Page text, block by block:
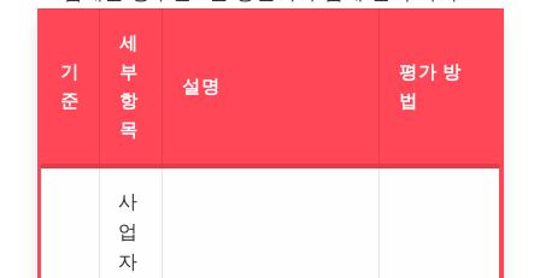
기
준
세
부
항
목
설명
평가 방
법
사
업
자